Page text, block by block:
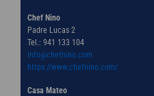
Chef Nino
Padre Lucas 2
Tel.: 941 133 104
info@chefnino.com
https://www.chefnino.com/
Casa Mateo